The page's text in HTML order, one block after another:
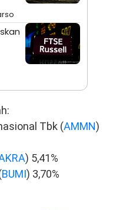
Tbk (AMMN)
) 5,41%
BUMI) 3,70%